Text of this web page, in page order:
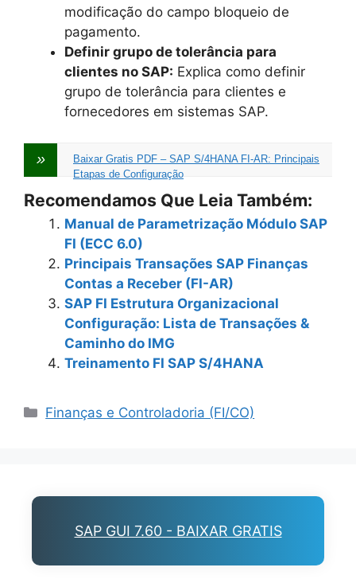
modificação do campo bloqueio de
pagamento.
Definir grupo de tolerância para
clientes no SAP: Explica como definir
grupo de tolerância para clientes e
fornecedores em sistemas SAP.
Baixar Gratis PDF – SAP S/4HANA FI-AR: Principais
Etapas de Configuração
Recomendamos Que Leia Também:
Manual de Parametrização Módulo SAP
FI (ECC 6.0)
Principais Transações SAP Finanças
Contas a Receber (FI-AR)
SAP FI Estrutura Organizacional
Configuração: Lista de Transações &
Caminho do IMG
Treinamento FI SAP S/4HANA
Categories
Finanças e Controladoria (FI/CO)
SAP GUI 7.60 - BAIXAR GRATIS